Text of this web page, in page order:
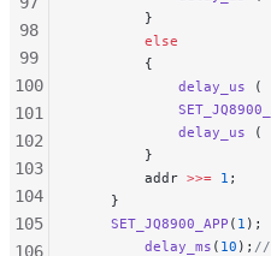
        }
        else
        {
            delay_us
(
            delay_us
(
        }
        addr
>>= 1 ;
    }
    SET_JQ8900_APP
( 1 );
        delay_ms
( 10 ); //
98
99
100
101
102
103
104
105
106